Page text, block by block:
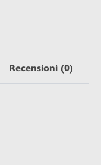
Recensioni (0)